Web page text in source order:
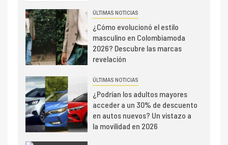
ÚLTIMAS NOTICIAS
¿Cómo evolucionó el estilo
masculino en Colombiamoda
2026? Descubre las marcas
revelación
ÚLTIMAS NOTICIAS
¿Podrían los adultos mayores
acceder a un 30% de descuento
en autos nuevos? Un vistazo a
la movilidad en 2026